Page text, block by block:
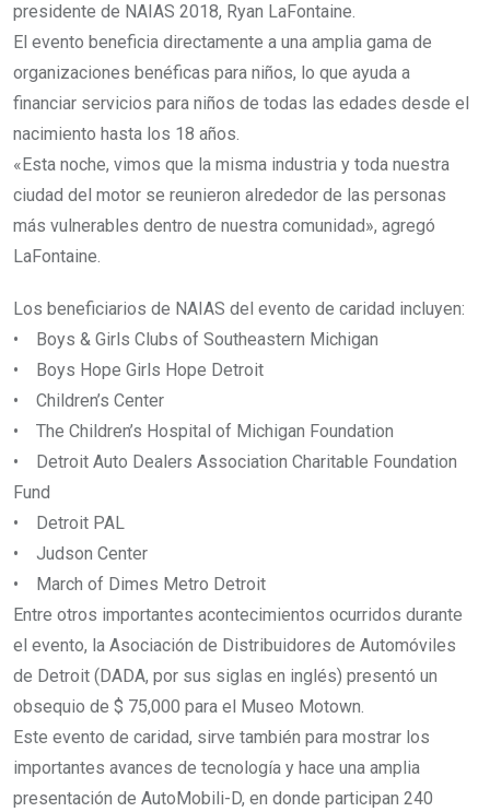
presidente de NAIAS 2018, Ryan LaFontaine.
El evento beneficia directamente a una amplia gama de
organizaciones benéficas para niños, lo que ayuda a
financiar servicios para niños de todas las edades desde el
nacimiento hasta los 18 años.
«Esta noche, vimos que la misma industria y toda nuestra
ciudad del motor se reunieron alrededor de las personas
más vulnerables dentro de nuestra comunidad», agregó
LaFontaine.
Los beneficiarios de NAIAS del evento de caridad incluyen:
• Boys & Girls Clubs of Southeastern Michigan
• Boys Hope Girls Hope Detroit
• Children’s Center
• The Children’s Hospital of Michigan Foundation
• Detroit Auto Dealers Association Charitable Foundation
Fund
• Detroit PAL
• Judson Center
• March of Dimes Metro Detroit
Entre otros importantes acontecimientos ocurridos durante
el evento, la Asociación de Distribuidores de Automóviles
de Detroit (DADA, por sus siglas en inglés) presentó un
obsequio de $ 75,000 para el Museo Motown.
Este evento de caridad, sirve también para mostrar los
importantes avances de tecnología y hace una amplia
presentación de AutoMobili-D, en donde participan 240